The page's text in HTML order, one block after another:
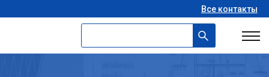
Все контакты